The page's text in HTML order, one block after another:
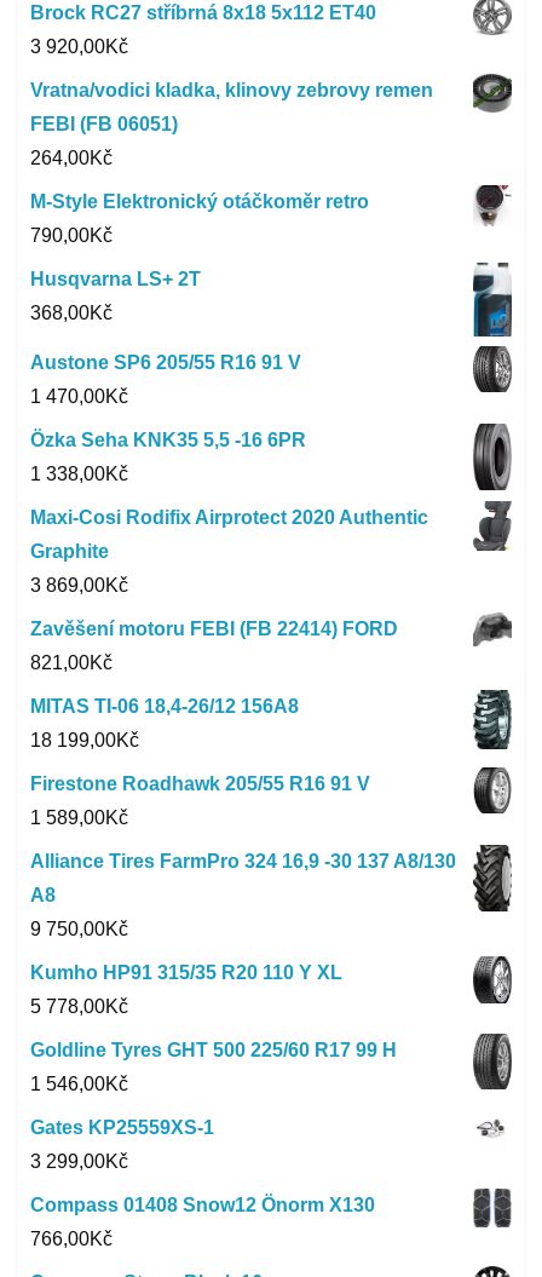
Brock RC27 stříbrná 8x18 5x112 ET40
3 920,00Kč
Vratna/vodici kladka, klinovy zebrovy remen
FEBI (FB 06051)
264,00Kč
M-Style Elektronický otáčkoměr retro
790,00Kč
Husqvarna LS+ 2T
368,00Kč
Austone SP6 205/55 R16 91 V
1 470,00Kč
Özka Seha KNK35 5,5 -16 6PR
1 338,00Kč
Maxi-Cosi Rodifix Airprotect 2020 Authentic
Graphite
3 869,00Kč
Zavěšení motoru FEBI (FB 22414) FORD
821,00Kč
MITAS TI-06 18,4-26/12 156A8
18 199,00Kč
Firestone Roadhawk 205/55 R16 91 V
1 589,00Kč
Alliance Tires FarmPro 324 16,9 -30 137 A8/130
A8
9 750,00Kč
Kumho HP91 315/35 R20 110 Y XL
5 778,00Kč
Goldline Tyres GHT 500 225/60 R17 99 H
1 546,00Kč
Gates KP25559XS-1
3 299,00Kč
Compass 01408 Snow12 Önorm X130
766,00Kč